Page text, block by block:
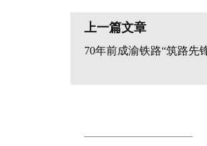
上一篇文章
70年前成渝铁路“筑路先